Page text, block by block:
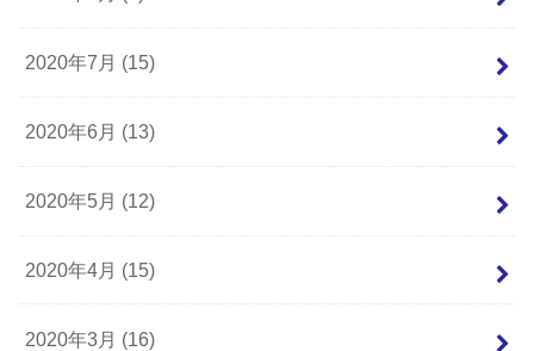
2020年7月 (15)
2020年6月 (13)
2020年5月 (12)
2020年4月 (15)
2020年3月 (16)